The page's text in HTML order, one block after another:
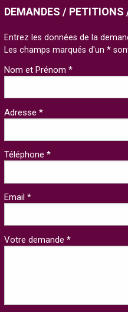
DEMANDES /
Entrez les données de la
Les champs marqués d'un *
Nom et Prénom *
Adresse *
Téléphone *
Email *
Votre demande *